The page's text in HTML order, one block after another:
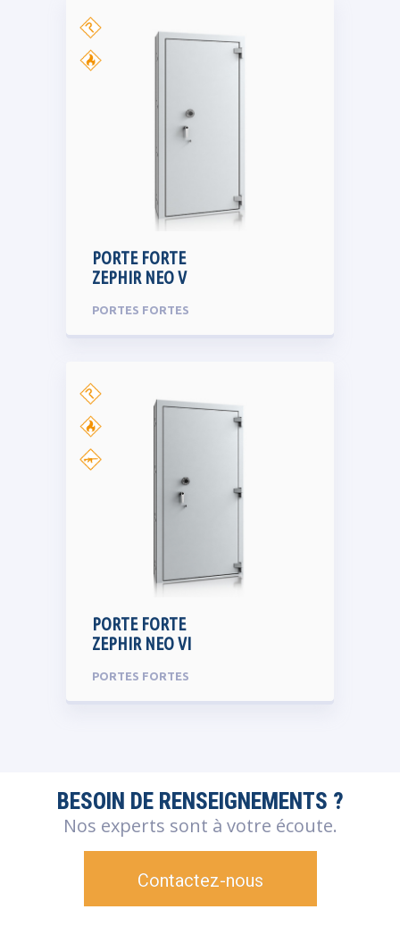
PORTE FORTE
ZEPHIR NEO V
PORTES FORTES
PORTE FORTE
ZEPHIR NEO VI
PORTES FORTES
BESOIN DE RENSEIGNEMENTS ?
Nos experts sont à votre écoute.
Contactez-nous